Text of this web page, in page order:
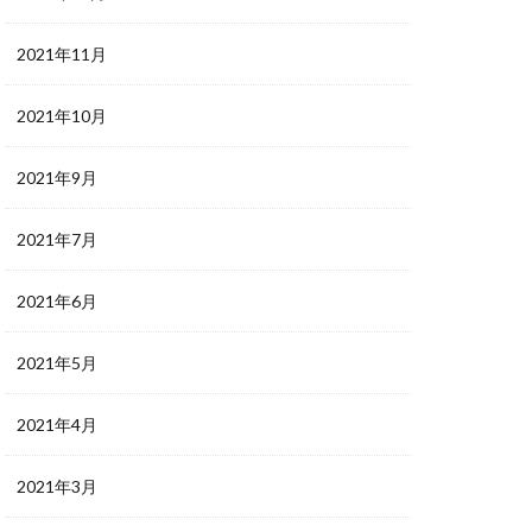
2021年11月
2021年10月
2021年9月
2021年7月
2021年6月
2021年5月
2021年4月
2021年3月